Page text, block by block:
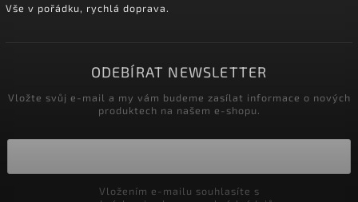
Vše v pořádku, rychlá doprava.
ODEBÍRAT NEWSLETTER
Vložte svůj e-mail a my vám budeme zasílat informace o nových
produktech na našem e-shopu.